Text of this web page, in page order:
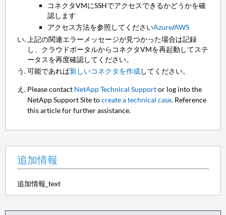
コネクタVMにSSHでアクセスできるかどうかを確
認します
アクセス方法を参照してくださいAzure/AWS
上記の関連エラーメッセージが見つかった場合は記録
し、クラウドポータルからコネクタVMを再起動してステ
ータスを再度確認してください。
可能であれば新しいコネクタを作成してください。
Please contact NetApp Technical Supportor log into the
NetApp Support Site tocreate a technical case. Reference
this article for further assistance.
追加情報
追加情報_text